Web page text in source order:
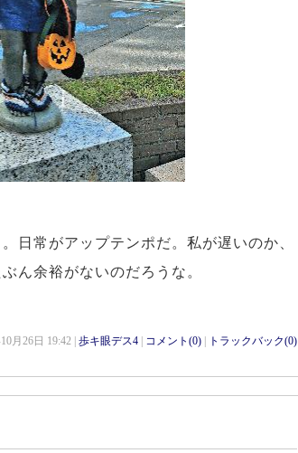
日常がアップテンポだ。私が遅いのか、
ん余裕がないのだろうな。
月26日 19:42 | 歩キ眼デス4| コメント(0)| トラックバック(0)